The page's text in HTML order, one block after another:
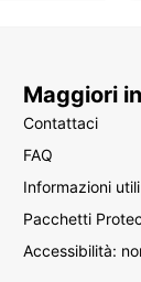
Maggiori
Contattaci
FAQ
Informazioni utili
Pacchetti
Accessibilità: